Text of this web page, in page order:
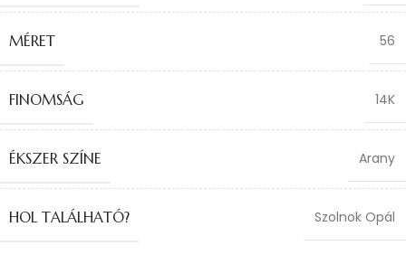
MÉRET 56
FINOMSÁG 14K
ÉKSZER SZÍNE Arany
HOL TALÁLHATÓ? Szolnok Opál